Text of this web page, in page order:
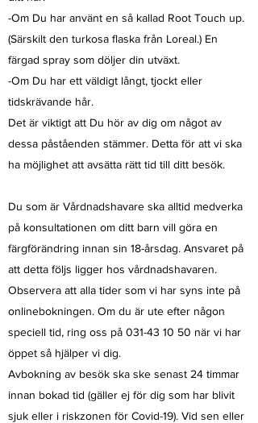
-Om Du har använt en så kallad Root Touch up.
(Särskilt den turkosa flaska från Loreal.) En
färgad spray som döljer din utväxt.
-Om Du har ett väldigt långt, tjockt eller
tidskrävande hår.
Det är viktigt att Du hör av dig om något av
dessa påståenden stämmer. Detta för att vi ska
ha möjlighet att avsätta rätt tid till ditt besök.
Du som är Vårdnadshavare ska alltid medverka
på konsultationen om ditt barn vill göra en
färgförändring innan sin 18-årsdag. Ansvaret på
att detta följs ligger hos vårdnadshavaren.
Observera att alla tider som vi har syns inte på
onlinebokningen. Om du är ute efter någon
speciell tid, ring oss på 031-43 10 50 när vi har
öppet så hjälper vi dig.
Avbokning av besök ska ske senast 24 timmar
innan bokad tid (gäller ej för dig som har blivit
sjuk eller i riskzonen för Covid-19). Vid sen eller